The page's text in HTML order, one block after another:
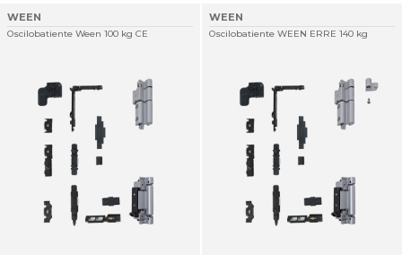
WEEN
Oscilobatiente Ween 100 kg CE
WEEN
Oscilobatiente WEEN ERRE 140 kg